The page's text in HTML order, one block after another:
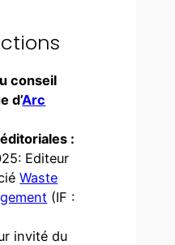
conseil
d’Arc
:
Editeur
Waste
(IF :
invité du